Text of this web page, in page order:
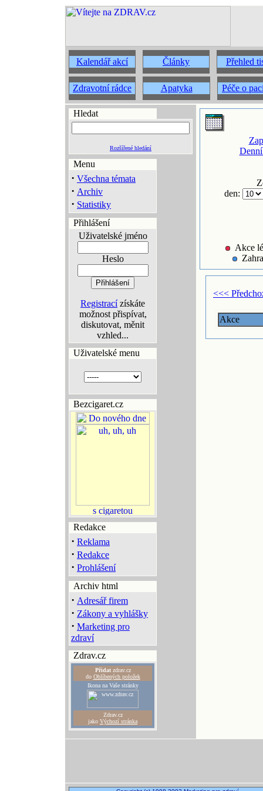
Kalendář akcí Články Přehled
Zdravotní rádce Apatyka Péče o
Hledat
Rozšířené hledání
Menu
· Všechna témata
· Archiv
· Statistiky
Přihlášení
Uživatelské jméno
Heslo
Registracízískáte
možnost přispívat,
diskutovat, měnit
vzhled...
Uživatelské menu
Bezcigaret.cz
Redakce
· Reklama
· Redakce
· Prohlášení
Archiv html
· Adresář firem
· Zákony a vyhlášky
· Marketing pro
zdraví
Zdrav.cz
Přidatzdrav.cz
do Oblíbených položek
Ikona na Vaše stránky
Zdrav.cz
jako Výchozí stránka
den:
Akce
<<<
Akce